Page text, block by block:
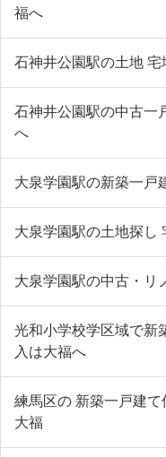
福へ
石神井公園駅の土地
石神井公園駅の中古一
へ
大泉学園駅の新築一戸
大泉学園駅の土地探し
大泉学園駅の中古・リ
光和小学校学区域で新
入は大福へ
練馬区の 新築一戸建
大福